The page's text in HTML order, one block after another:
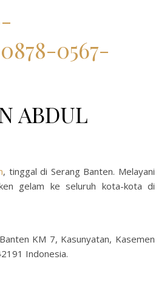
0878-0567-
ABDUL
, tinggal di Serang Banten. Melayani
gelam ke seluruh kota-kota di
KM 7, Kasunyatan, Kasemen
Indonesia.